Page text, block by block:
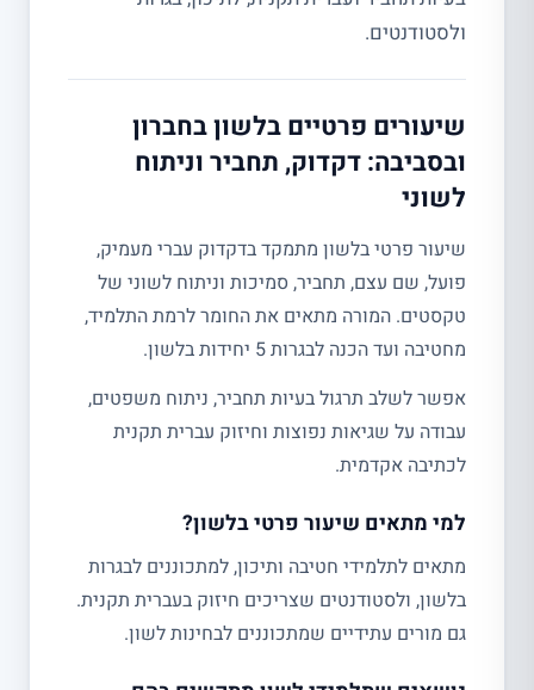
ולסטודנטים.
שיעורים פרטיים בלשון בחברון
ובסביבה: דקדוק, תחביר וניתוח
לשוני
שיעור פרטי בלשון מתמקד בדקדוק עברי מעמיק,
פועל, שם עצם, תחביר, סמיכות וניתוח לשוני של
טקסטים. המורה מתאים את החומר לרמת התלמיד,
מחטיבה ועד הכנה לבגרות 5 יחידות בלשון.
אפשר לשלב תרגול בעיות תחביר, ניתוח משפטים,
עבודה על שגיאות נפוצות וחיזוק עברית תקנית
לכתיבה אקדמית.
למי מתאים שיעור פרטי בלשון?
מתאים לתלמידי חטיבה ותיכון, למתכוננים לבגרות
בלשון, ולסטודנטים שצריכים חיזוק בעברית תקנית.
גם מורים עתידיים שמתכוננים לבחינות לשון.